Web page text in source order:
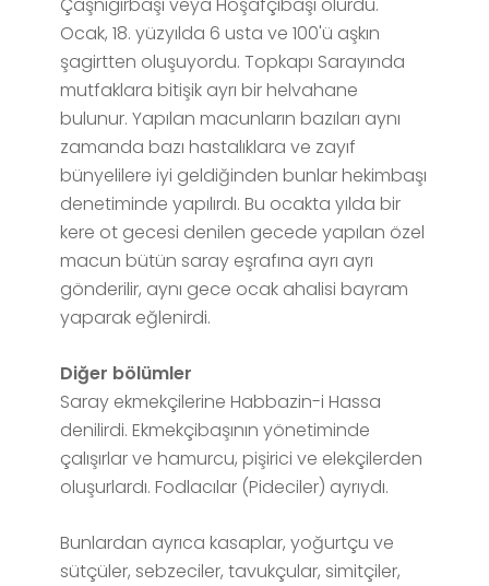
Çaşnigirbaşı veya Hoşafçıbaşı olurdu.
Ocak, 18. yüzyılda 6 usta ve 100'ü aşkın
şagirtten oluşuyordu. Topkapı Sarayında
mutfaklara bitişik ayrı bir helvahane
bulunur. Yapılan macunların bazıları aynı
zamanda bazı hastalıklara ve zayıf
bünyelilere iyi geldiğinden bunlar hekimbaşı
denetiminde yapılırdı. Bu ocakta yılda bir
kere ot gecesi denilen gecede yapılan özel
macun bütün saray eşrafına ayrı ayrı
gönderilir, aynı gece ocak ahalisi bayram
yaparak eğlenirdi.
Diğer bölümler
Saray ekmekçilerine Habbazin-i Hassa
denilirdi. Ekmekçibaşının yönetiminde
çalışırlar ve hamurcu, pişirici ve elekçilerden
oluşurlardı. Fodlacılar (Pideciler) ayrıydı.
Bunlardan ayrıca kasaplar, yoğurtçu ve
sütçüler, sebzeciler, tavukçular, simitçiler,